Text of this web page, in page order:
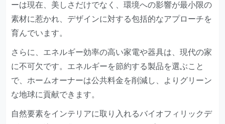
ーは現在、美しさだけでなく、環境への影響が最小限の
素材に惹かれ、デザインに対する包括的なアプローチを
育んでいます。
さらに、エネルギー効率の高い家電や器具は、現代の家
に不可欠です。エネルギーを節約する製品を選ぶこと
で、ホームオーナーは公共料金を削減し、よりグリーン
な地球に貢献できます。
自然要素をインテリアに取り入れるバイオフィリックデ